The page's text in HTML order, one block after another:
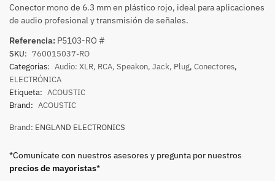
Conector mono de 6.3 mm en plástico rojo, ideal para aplicaciones
de audio profesional y transmisión de señales.
Referencia: P5103-RO #
SKU: 760015037-RO
Categorías: Audio: XLR, RCA, Speakon, Jack, Plug, Conectores,
ELECTRÓNICA
Etiqueta: ACOUSTIC
Brand: ACOUSTIC
Brand: ENGLAND ELECTRONICS
*Comunícate con nuestros asesores y pregunta por nuestros
precios de mayoristas*